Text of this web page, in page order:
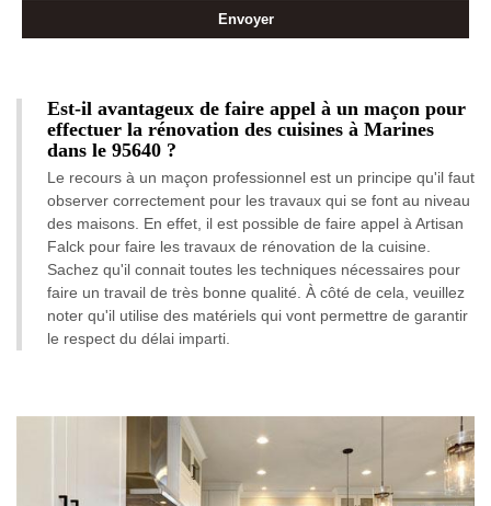
Est-il avantageux de faire appel à un maçon pour
effectuer la rénovation des cuisines à Marines
dans le 95640 ?
Le recours à un maçon professionnel est un principe qu'il faut
observer correctement pour les travaux qui se font au niveau
des maisons. En effet, il est possible de faire appel à Artisan
Falck pour faire les travaux de rénovation de la cuisine.
Sachez qu'il connait toutes les techniques nécessaires pour
faire un travail de très bonne qualité. À côté de cela, veuillez
noter qu'il utilise des matériels qui vont permettre de garantir
le respect du délai imparti.